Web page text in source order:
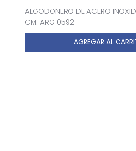
ALGODONERO DE ACERO
CM. ARG 0592
AGREGAR AL